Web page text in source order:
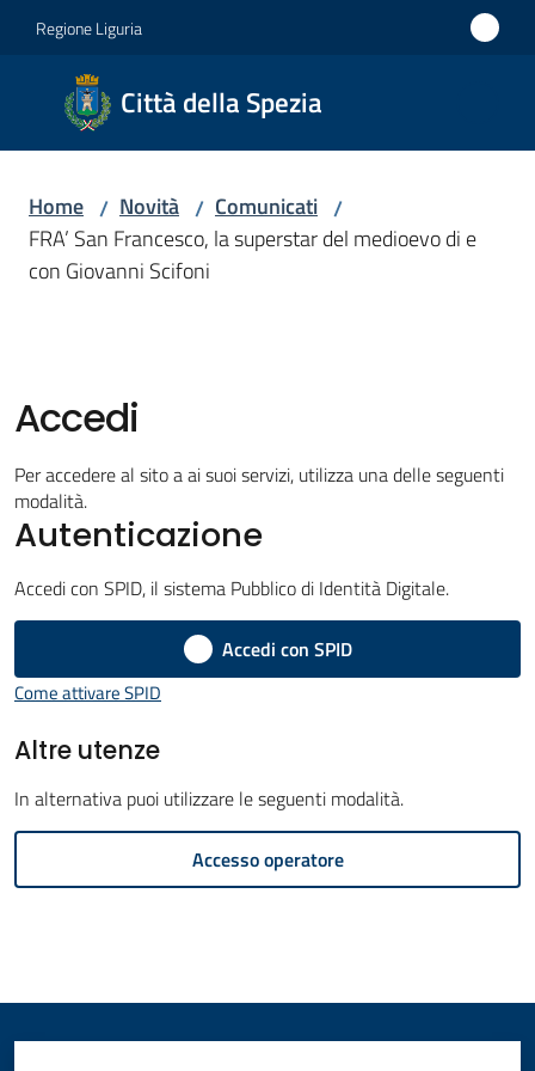
Vai al contenuto
Vai alla navigazione
Vai al footer
Regione Liguria
Città della Spezia
Città
della
Spezia
Medaglia
d'oro al
Merito
al Valor
Novità
Menu selezionato
Servizi
Vivere
il
Comune
r
Home / Novità / Comunicati /
FRA’ San Francesco, la superstar del medioevo di e
con Giovanni Scifoni
Accedi
Per accedere al sito a ai suoi servizi, utilizza una delle seguenti
modalità.
Autenticazione
Accedi con SPID, il sistema Pubblico di Identità Digitale.
Accedi con SPID
Come attivare SPID
Altre utenze
In alternativa puoi utilizzare le seguenti modalità.
Accesso operatore